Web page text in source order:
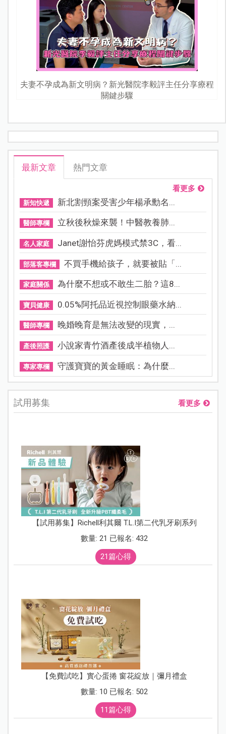
夫妻不孕成為新文明病？新光醫院李毅評主任分享療程
關鍵步驟
最新文章 熱門文章
看更多
新知快遞 新北割頸案受害少年楊承勳名...
醫師專欄 立秋後秋燥來襲！中醫教養肺...
名人家庭 Janet謝怡芬虎媽模式禁3C，看...
部落客專欄 不買手機給孩子，就要被貼「...
家庭關係 為什麼不想或不敢生二胎？這8...
寶貝健康 0.05%阿托品近視控制眼藥水納...
醫師專欄 晚婚晚育是無法改變的現實，...
產後照護 小說家青竹酒產後成半植物人...
專家專欄 守護寶寶的黃金睡眠：為什麼...
試用募集 看更多
【試用募集】Richell利其爾 T.L.I第二代乳牙刷系列
數量: 21 已報名: 432
21篇心得
【免費試吃】實心蛋捲 窗花綻放｜彌月禮盒
數量: 10 已報名: 502
11篇心得